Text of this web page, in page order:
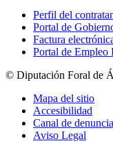
Perfil del
Portal de
Factura
Portal de Empleo
© Diputación Foral de
Mapa del sitio
Accesibilidad
Canal de
Aviso Legal